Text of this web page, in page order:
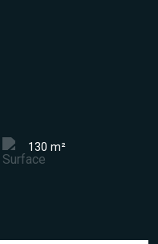
130 m²